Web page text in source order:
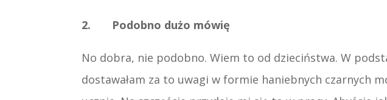
2. Podobno dużo mówię
No dobra, nie podobno. Wiem to od dzieciństwa. W
dostawałam za to uwagi w formie haniebnych czarnych